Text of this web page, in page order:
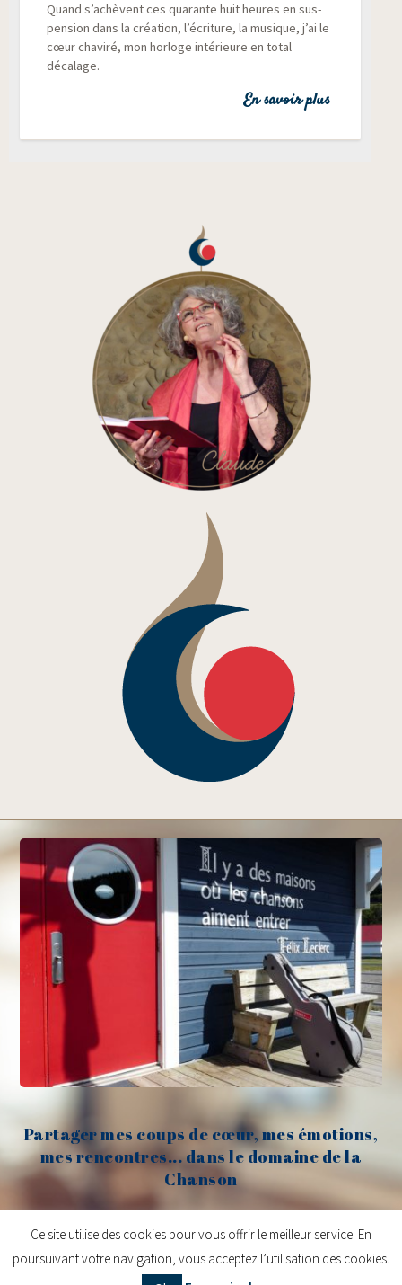
Quand s’achèvent ces qua­rante huit heures en sus­
pen­sion dans la créa­tion, l’écriture, la musique, j’ai le
cœur cha­vi­ré, mon hor­loge inté­rieure en total
décalage.
En savoir plus
Partager mes coups de cœur, mes émotions,
mes rencontres... dans le domaine de la
Chanson
Claude Fèvre
Claude Fèvre | Chanter c'est lancer des balles
Ce site utilise des cookies pour vous offrir le meilleur service. En
poursuivant votre navigation, vous acceptez l’utilisation des cookies.